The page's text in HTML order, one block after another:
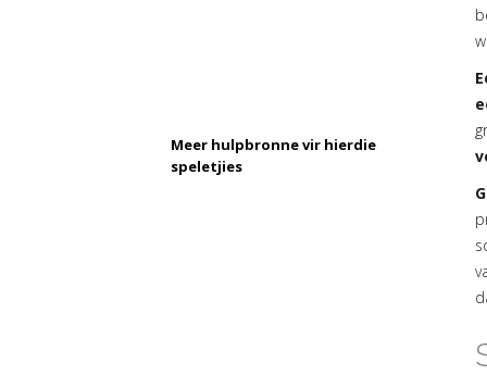
Meer hulpbronne vir hierdie
speletjies